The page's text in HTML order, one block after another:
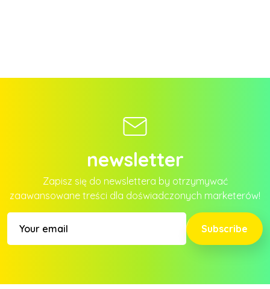
newsletter
Zapisz się do newslettera by otrzymywać
zaawansowane treści dla doświadczonych marketerów!
Subscribe